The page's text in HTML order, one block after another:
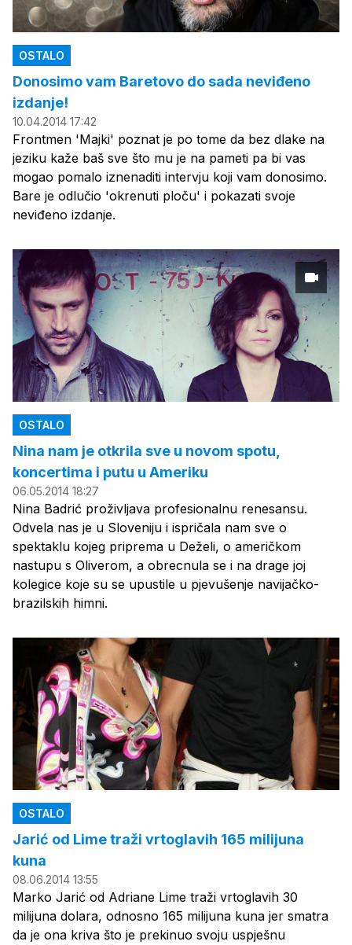
OSTALO
Donosimo vam Baretovo do sada neviđeno
izdanje!
10.04.2014 17:42
Frontmen 'Majki' poznat je po tome da bez dlake na
jeziku kaže baš sve što mu je na pameti pa bi vas
mogao pomalo iznenaditi intervju koji vam donosimo.
Bare je odlučio 'okrenuti ploču' i pokazati svoje
neviđeno izdanje.
OSTALO
Nina nam je otkrila sve u novom spotu,
koncertima i putu u Ameriku
06.05.2014 18:27
Nina Badrić proživljava profesionalnu renesansu.
Odvela nas je u Sloveniju i ispričala nam sve o
spektaklu kojeg priprema u Deželi, o američkom
nastupu s Oliverom, a obrecnula se i na drage joj
kolegice koje su se upustile u pjevušenje navijačko-
brazilskih himni.
OSTALO
Jarić od Lime traži vrtoglavih 165 milijuna
kuna
08.06.2014 13:55
Marko Jarić od Adriane Lime traži vrtoglavih 30
milijuna dolara, odnosno 165 milijuna kuna jer smatra
da je ona kriva što je prekinuo svoju uspješnu